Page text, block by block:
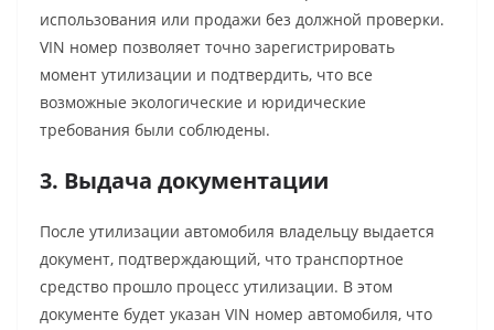
использования или продажи без должной проверки.
VIN номер позволяет точно зарегистрировать
момент утилизации и подтвердить, что все
возможные экологические и юридические
требования были соблюдены.
3. Выдача документации
После утилизации автомобиля владельцу выдается
документ, подтверждающий, что транспортное
средство прошло процесс утилизации. В этом
документе будет указан VIN номер автомобиля, что